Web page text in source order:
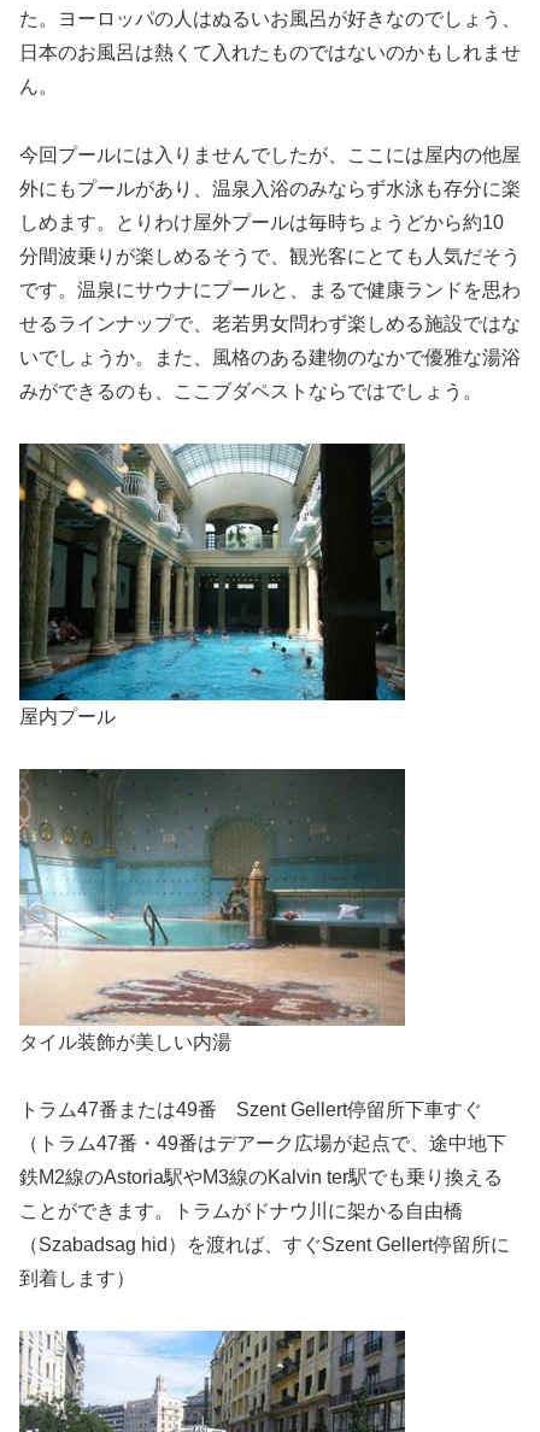
た。ヨーロッパの人はぬるいお風呂が好きなのでしょう、
日本のお風呂は熱くて入れたものではないのかもしれませ
ん。
今回プールには入りませんでしたが、ここには屋内の他屋
外にもプールがあり、温泉入浴のみならず水泳も存分に楽
しめます。とりわけ屋外プールは毎時ちょうどから約10
分間波乗りが楽しめるそうで、観光客にとても人気だそう
です。温泉にサウナにプールと、まるで健康ランドを思わ
せるラインナップで、老若男女問わず楽しめる施設ではな
いでしょうか。また、風格のある建物のなかで優雅な湯浴
みができるのも、ここブダペストならではでしょう。
屋内プール
タイル装飾が美しい内湯
トラム47番または49番 Szent Gellert停留所下車すぐ
（トラム47番・49番はデアーク広場が起点で、途中地下
鉄M2線のAstoria駅やM3線のKalvin ter駅でも乗り換える
ことができます。トラムがドナウ川に架かる自由橋
（Szabadsag hid）を渡れば、すぐSzent Gellert停留所に
到着します）